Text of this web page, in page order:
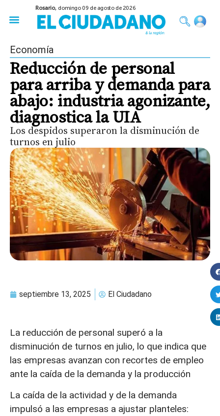
Rosario, domingo 09 de agosto de 2026
Economía
Reducción de personal
para arriba y demanda para
abajo: industria agonizante,
diagnostica la UIA
Los despidos superaron la disminución de
turnos en julio
septiembre 13, 2025 El Ciudadano
La reducción de personal superó a la
disminución de turnos en julio, lo que indica que
las empresas avanzan con recortes de empleo
ante la caída de la demanda y la producción
La caída de la actividad y de la demanda
impulsó a las empresas a ajustar planteles: